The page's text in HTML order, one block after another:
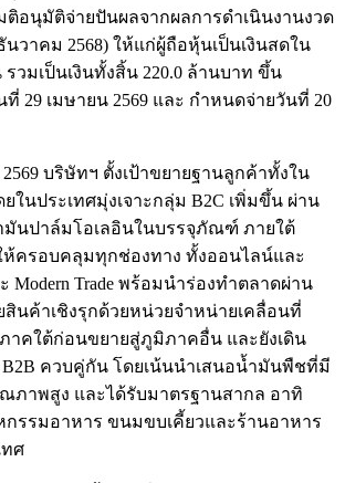
ติอนุมัติจ่ายปันผลจากผลการดำเนินงานงวด
นวาคม 2568) ให้แก่ผู้ถือหุ้นเป็นเงินสดใน
รวมเป็นเงินทั้งสิ้น 220.0 ล้านบาท ขึ้น
ที่ 29 เมษายน 2569 และ กำหนดจ่ายวันที่ 20
บริษัทฯ ตั้งเป้าขยายฐานลูกค้าทั้งใน
ในประเทศมุ่งเจาะกลุ่ม B2C เพิ่มขึ้น ผ่าน
มันปาล์มโอเลอินในบรรจุภัณฑ์ ภายใต้
ห้ครอบคลุมทุกช่องทาง ทั้งออนไลน์และ
Modern Trade พร้อมนำร่องทำตลาดผ่าน
สินค้าเชิงรุกด้วยหน่วยจำหน่ายเคลื่อนที่
ภาคใต้ก่อนขยายสู่ภูมิภาคอื่น และยังเดิน
ควบคู่กัน โดยเน้นนำเสนอน้ำมันพืชที่มี
ภาพสูง และได้รับมาตรฐานสากล อาทิ
กรรมอาหาร ขนมขบเคี้ยวและร้านอาหาร
ศ